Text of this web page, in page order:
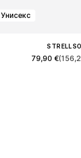
Унисекс
79,90 €